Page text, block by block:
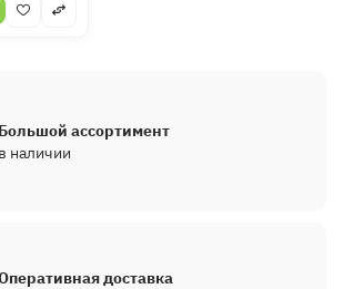
Большой ассортимент
в наличии
доставка